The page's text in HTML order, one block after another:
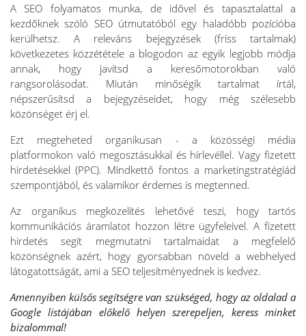
A SEO folyamatos munka, de idővel és tapasztalattal a
kezdőknek szóló SEO útmutatóból egy haladóbb pozícióba
kerülhetsz. A releváns bejegyzések (friss tartalmak)
következetes közzététele a blogodon az egyik legjobb módja
annak, hogy javítsd a keresőmotorokban való
rangsorolásodat. Miután minőségik tartalmat írtál,
népszerűsítsd a bejegyzéseidet, hogy még szélesebb
közönséget érj el.
Ezt megteheted organikusan - a közösségi média
platformokon való megosztásukkal és hírlevéllel. Vagy fizetett
hirdetésekkel (PPC). Mindkettő fontos a marketingstratégiád
szempontjából, és valamikor érdemes is megtenned.
Az organikus megközelítés lehetővé teszi, hogy tartós
kommunikációs áramlatot hozzon létre ügyfeleivel. A fizetett
hirdetés segít megmutatni tartalmaidat a megfelelő
közönségnek azért, hogy gyorsabban növeld a webhelyed
látogatottságát, ami a SEO teljesítményednek is kedvez.
Amennyiben külsős segítségre van szükséged, hogy az oldalad a
Google listájában előkelő helyen szerepeljen, keress minket
bizalommal!